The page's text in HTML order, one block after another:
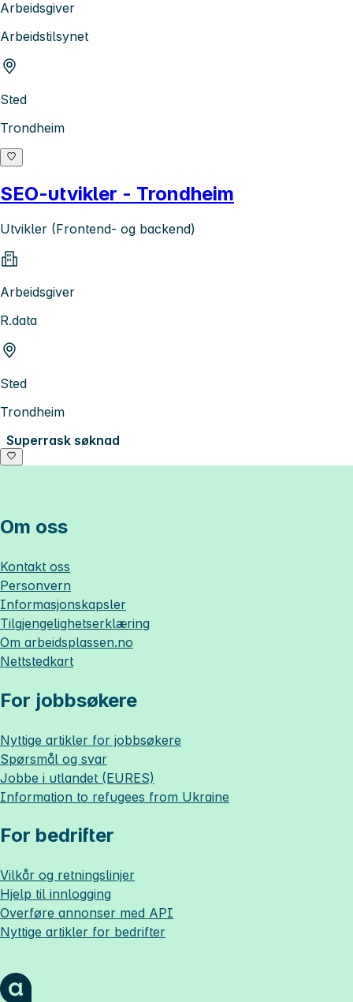
Arbeidsgiver
Arbeidstilsynet
Sted
Trondheim
SEO-utvikler - Trondheim
Utvikler (Frontend- og backend)
Arbeidsgiver
R.data
Sted
Trondheim
Superrask søknad
Om oss
Kontakt oss
Personvern
Informasjonskapsler
Tilgjengelighetserklæring
Om arbeidsplassen.no
Nettstedkart
For jobbsøkere
Nyttige artikler for jobbsøkere
Spørsmål og svar
Jobbe i utlandet (EURES)
Information to refugees from Ukraine
For bedrifter
Vilkår og retningslinjer
Hjelp til innlogging
Overføre annonser med API
Nyttige artikler for bedrifter